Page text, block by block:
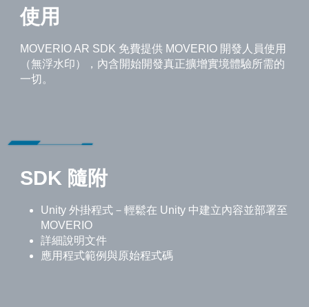
使用
MOVERIO AR SDK 免費提供 MOVERIO 開發人員使用
（無浮水印），內含開始開發真正擴增實境體驗所需的
一切。
SDK 隨附
Unity 外掛程式－輕鬆在 Unity 中建立內容並部署至
MOVERIO
詳細說明文件
應用程式範例與原始程式碼